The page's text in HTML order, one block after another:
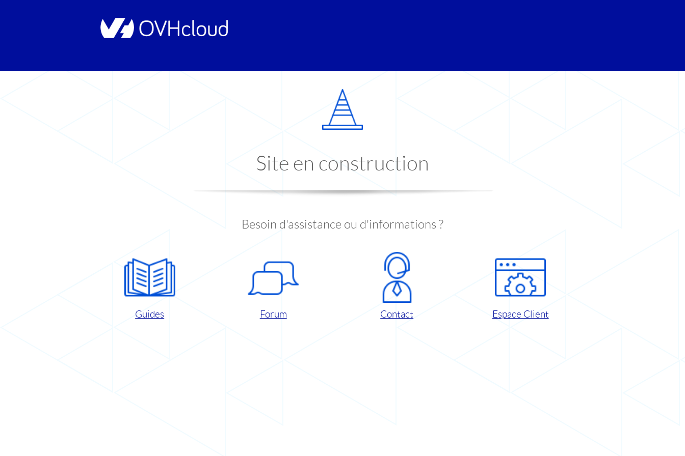
Site en construction
Besoin d'assistance ou d'informations ?
Guides Forum Contact Espace Client